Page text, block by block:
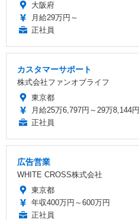
大阪府
月給29万円～
正社員
カスタマーサポート
株式会社ファンオブライフ
東京都
月給25万6,797円～29万8,144円
正社員
広告営業
WHITE CROSS株式会社
東京都
年収400万円～600万円
正社員